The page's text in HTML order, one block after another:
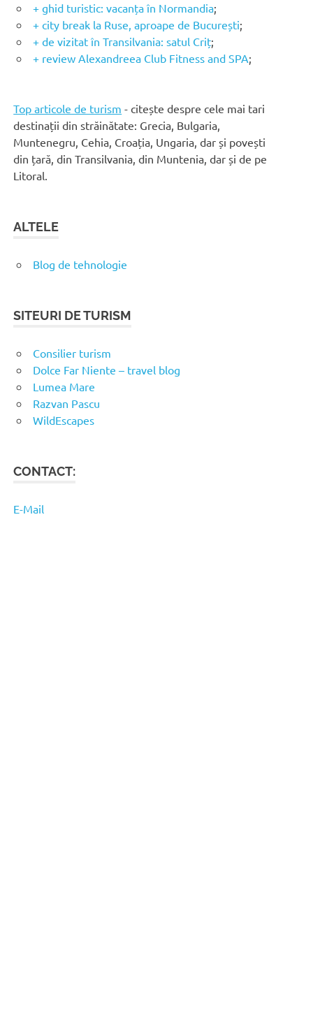
+ ghid turistic: vacanța în Normandia;
+ city break la Ruse, aproape de București;
+ de vizitat în Transilvania: satul Criț;
+ review Alexandreea Club Fitness and SPA;
Top articole de turism - citește despre cele mai tari
destinații din străinătate: Grecia, Bulgaria,
Muntenegru, Cehia, Croația, Ungaria, dar și povești
din țară, din Transilvania, din Muntenia, dar și de pe
Litoral.
ALTELE
Blog de tehnologie
SITEURI DE TURISM
Consilier turism
Dolce Far Niente – travel blog
Lumea Mare
Razvan Pascu
WildEscapes
CONTACT:
E-Mail